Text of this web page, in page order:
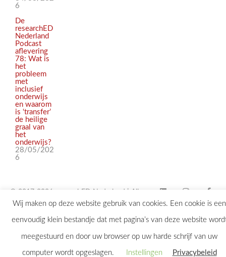
6
De
researchED
Nederland
Podcast
aflevering
78: Wat is
het
probleem
met
inclusief
onderwijs
en waarom
is ‘transfer’
de heilige
graal van
het
onderwijs?
28/05/202
6
© 2017-2026 researchED Nederland | Alle
rechten voorbehouden |
contact@researchED.eu
Wij maken op deze website gebruik van cookies. Een cookie is een
eenvoudig klein bestandje dat met pagina’s van deze website
meegestuurd en door uw browser op uw harde schrijf van uw
computer wordt opgeslagen. Instellingen Privacybeleid